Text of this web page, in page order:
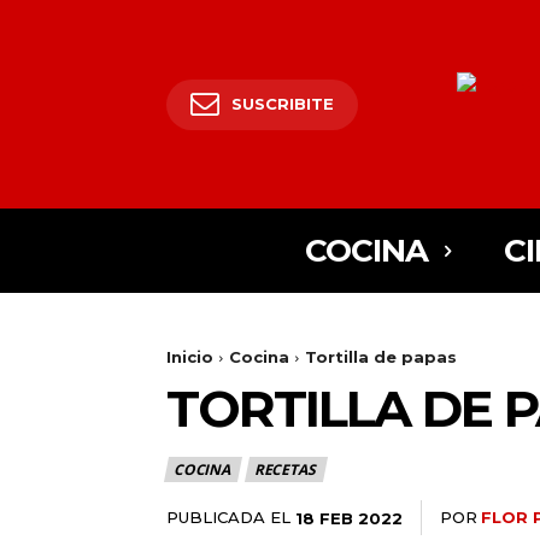
SUSCRIBITE
COCINA
Inicio Cocina Tortilla de papas
TORTILLA DE
COCINA RECETAS
PUBLICADA EL 18 FEB 2022 POR FLOR